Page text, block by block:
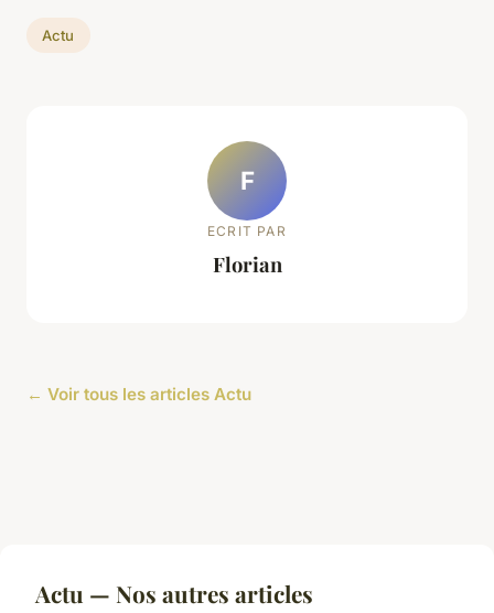
Actu
F
ECRIT PAR
Florian
← Voir tous les articles Actu
Actu — Nos autres articles